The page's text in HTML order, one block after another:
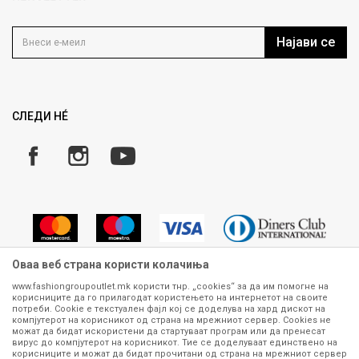
Кариера
Како да купите
Замена и рефундација на производи
Плаќање
Најави се
СЛЕДИ НÉ
Сите информации околу производите кои се изложени на нашата
онлајн продавница се стремиме да бидат конкретни, точни и прецизни,
меѓутоа не можеме да гарантираме дека се без ниту една грешка или
пак дека сите производи во моментот се достапни на залиха.
Оваа веб страна користи колачиња
www.fashiongroupoutlet.mk користи тнр. „cookies“ за да им помогне на
корисниците да го прилагодат користењето на интернетот на своите
потреби. Cookie е текстуален фајл кој се доделува на хард дискот на
компјутерот на корисникот од страна на мрежниот сервер. Cookies не
можат да бидат искористени да стартуваат програм или да пренесат
вирус до компјутерот на корисникот. Тие се доделуваат единствено на
корисниците и можат да бидат прочитани од страна на мрежниот сервер